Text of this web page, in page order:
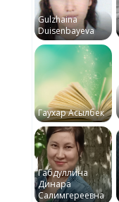
Gulzhaina
Duisenbayeva
Гаухар Асылбек
Габдуллина
Динара
Салимгереевна